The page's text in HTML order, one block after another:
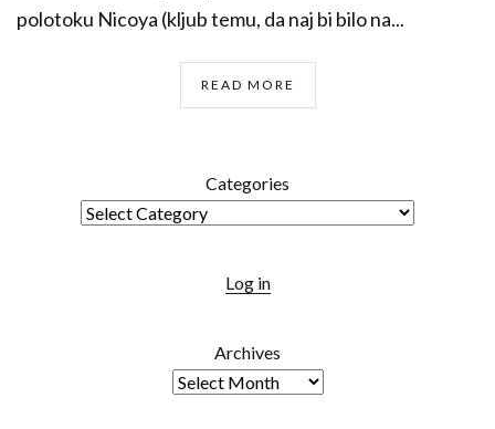
polotoku Nicoya (kljub temu, da naj bi bilo na...
READ MORE
Categories
Log in
Archives